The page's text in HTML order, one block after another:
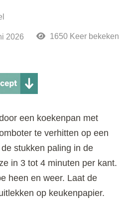
2026 1650 Keer bekeken
een koekenpan met
te verhitten op een
stukken paling in de
in 3 tot 4 minuten per kant.
heen en weer. Laat de
op keukenpapier.